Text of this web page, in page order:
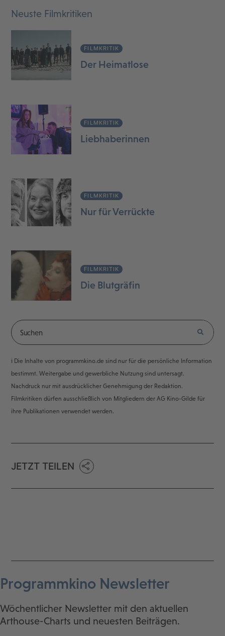
Neuste Filmkritiken
FILMKRITIK
Der Heimatlose
FILMKRITIK
Liebhaberinnen
FILMKRITIK
Nur für Verrückte
FILMKRITIK
Die Blutgräfin
ℹ️ Die Inhalte von programmkino.de sind nur für die persönliche Information
bestimmt. Weitergabe und gewerbliche Nutzung sind untersagt.
Nachdruck nur mit ausdrücklicher Genehmigung der Redaktion.
Filmkritiken dürfen ausschließlich von Mitgliedern der AG Kino-Gilde für
ihre Publikationen verwendet werden.
JETZT TEILEN
Programmkino Newsletter
Wöchentlicher Newsletter mit den aktuellen
Arthouse-Charts und neuesten Beiträgen.